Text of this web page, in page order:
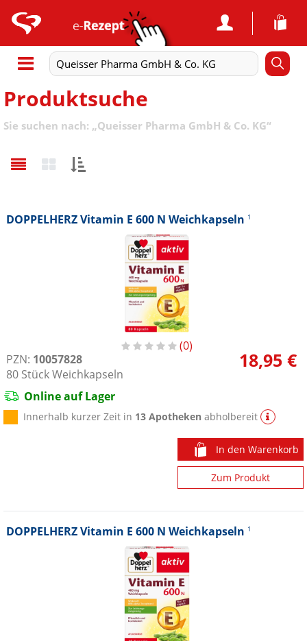
Produktsuche
Sie suchen nach: „Queisser Pharma GmbH & Co. KG“
DOPPELHERZ Vitamin E 600 N Weichkapseln 1
0
PZN: 10057828
80 Stück Weichkapseln
18,95 €
Online auf Lager
Innerhalb kurzer Zeit in 13 Apotheken abholbereit
In den Warenkorb
Zum Produkt
DOPPELHERZ Vitamin E 600 N Weichkapseln 1